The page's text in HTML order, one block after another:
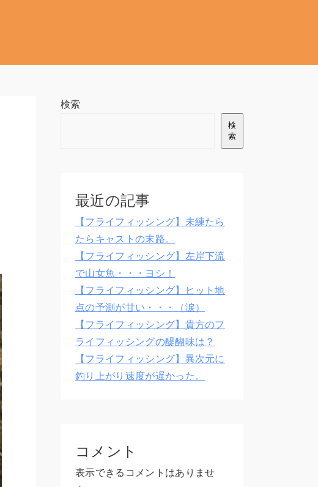
検索
検
索
最近の記事
【フライフィッシング】未練たら
たらキャストの末路。
【フライフィッシング】左岸下流
で山女魚・・・ヨシ！
【フライフィッシング】ヒット地
点の予測が甘い・・・（涙）
【フライフィッシング】貴方のフ
ライフィッシングの醍醐味は？
【フライフィッシング】異次元に
釣り上がり速度が遅かった。
コメント
表示できるコメントはありませ